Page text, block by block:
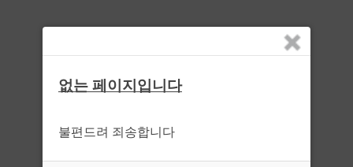
없는 페이지입니다
불편드려 죄송합니다